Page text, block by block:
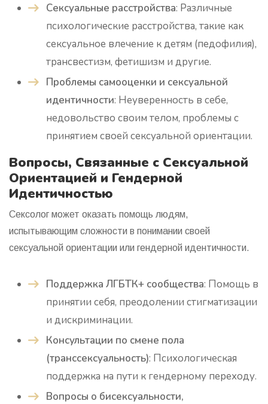
Сексуальные расстройства: Различные
психологические расстройства, такие как
сексуальное влечение к детям (педофилия),
трансвестизм, фетишизм и другие.
Проблемы самооценки и сексуальной
идентичности: Неуверенность в себе,
недовольство своим телом, проблемы с
принятием своей сексуальной ориентации.
Вопросы, Связанные с Сексуальной
Ориентацией и Гендерной
Идентичностью
Сексолог может оказать помощь людям,
испытывающим сложности в понимании своей
сексуальной ориентации или гендерной идентичности.
Поддержка ЛГБТК+ сообщества: Помощь в
принятии себя, преодолении стигматизации
и дискриминации.
Консультации по смене пола
(транссексуальность): Психологическая
поддержка на пути к гендерному переходу.
Вопросы о бисексуальности,